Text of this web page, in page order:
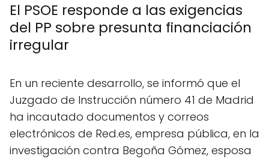
El PSOE responde a las exigencias
del PP sobre presunta financiación
irregular
En un reciente desarrollo, se informó que el
Juzgado de Instrucción número 41 de Madrid
ha incautado documentos y correos
electrónicos de Red.es, empresa pública, en la
investigación contra Begoña Gómez, esposa